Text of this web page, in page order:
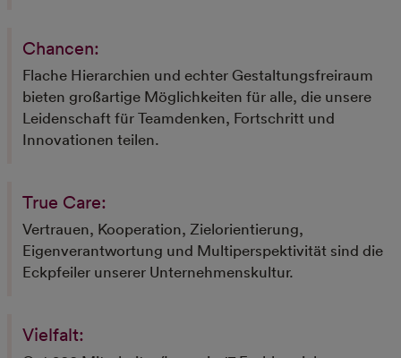
Chancen:
Flache Hierarchien und echter Gestaltungsfreiraum
bieten großartige Möglichkeiten für alle, die unsere
Leidenschaft für Teamdenken, Fortschritt und
Innovationen teilen.
True Care:
Vertrauen, Kooperation, Zielorientierung,
Eigenverantwortung und Multiperspektivität sind die
Eckpfeiler unserer Unternehmenskultur.
Vielfalt:
Marketing Cookies werden von Drittanbietern oder
Publishern verwendet, um personalisierte Werbung
anzuzeigen. Sie tun dies, indem sie Besucher über
Websites hinweg verfolgen.
Anbieter
Zweck
Cookie von Facebook, das für Website-Analysen,
Targeting und Anzeigenmessung verwendet wird.
Cookie Name
_fbp, act, c_user, datr, fr, m_pixel_ration, pl,
spin, wd, xs